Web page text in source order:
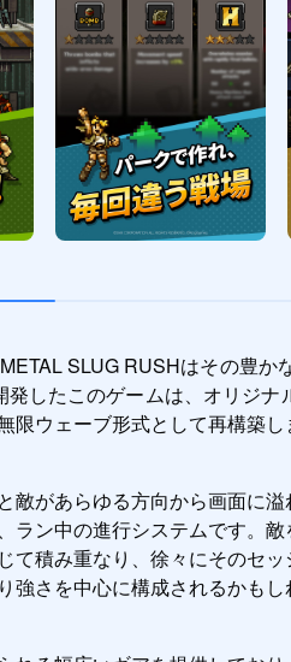
SLUG RUSHはその豊
したこのゲームは、オリジ
ウェーブ形式として再構築し
があらゆる方向から画面に
ン中の進行システムです。
積み重なり、徐々にそのセ
さを中心に構成されるかもし